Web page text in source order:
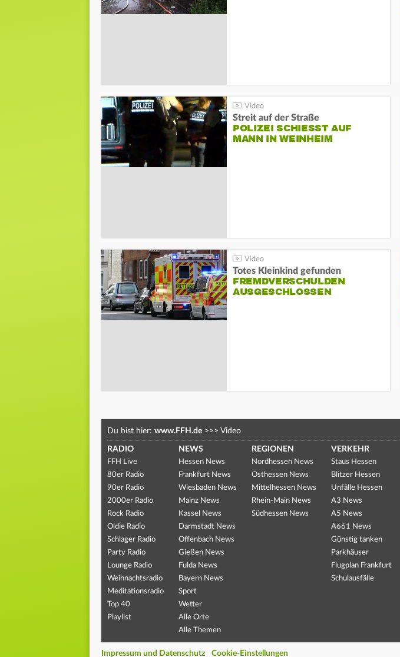
Streit auf der Straße
POLIZEI SCHIESST AUF M
ANN IN WEINHEIM
Totes Kleinkind gefunden
FREMDVERSCHULDEN
AUSGESCHLOSSEN
Du bist hier: www.FFH.de >>> Video
RADIO
FFH Live
80er Radio
90er Radio
2000er Radio
Rock Radio
Oldie Radio
Schlager Radio
Party Radio
Lounge Radio
Weihnachtsradio
Meditationsradio
Top 40
Playlist
NEWS
Hessen News
Frankfurt News
Wiesbaden News
Mainz News
Kassel News
Darmstadt News
Offenbach News
Gießen News
Fulda News
Bayern News
Sport
Wetter
Alle Orte
Alle Themen
REGIONEN
Nordhessen News
Osthessen News
Mittelhessen News
Rhein-Main News
Südhessen News
VERKEHR
Staus Hessen
Blitzer Hessen
Unfälle Hessen
A3 News
A5 News
A661 News
Günstig tanken
Parkhäuser
Flugplan Frankfurt
Schulausfälle
Impressum und Datenschutz Cookie-Einstellungen